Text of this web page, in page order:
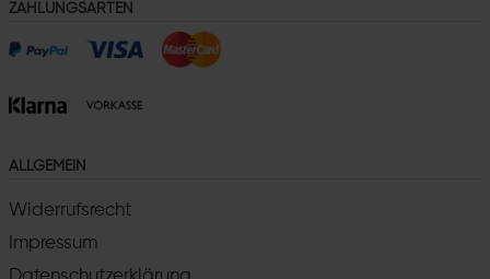
ZAHLUNGSARTEN
ALLGEMEIN
Widerrufsrecht
Impressum